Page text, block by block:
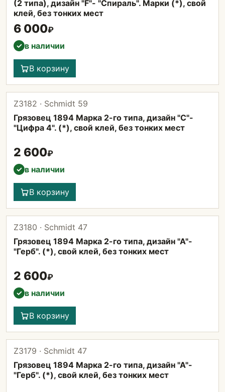
(2 типа), дизайн "F"- "Спираль". Марки (*), свой
клей, без тонких мест
6 000₽
✓ в наличии
В корзину
Z3182 · Schmidt 59
Грязовец 1894 Марка 2-го типа, дизайн "С"-
"Цифра 4". (*), свой клей, без тонких мест
2 600₽
✓ в наличии
В корзину
Z3180 · Schmidt 47
Грязовец 1894 Марка 2-го типа, дизайн "А"-
"Герб". (*), свой клей, без тонких мест
2 600₽
✓ в наличии
В корзину
Z3179 · Schmidt 47
Грязовец 1894 Марка 2-го типа, дизайн "А"-
"Герб". (*), свой клей, без тонких мест